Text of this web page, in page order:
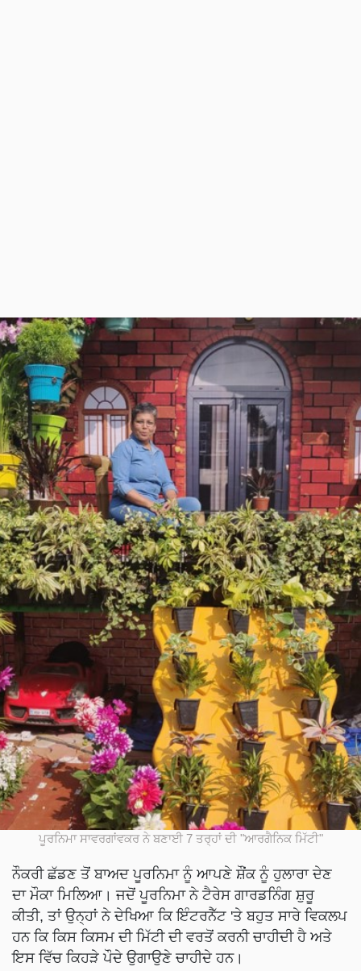
ਪੂਰਨਿਮਾ ਸਾਵਰਗਾਂਵਕਰ ਨੇ ਬਣਾਈ 7 ਤਰ੍ਹਾਂ ਦੀ "ਆਰਗੈਨਿਕ ਮਿੱਟੀ"
ਨੌਕਰੀ ਛੱਡਣ ਤੋਂ ਬਾਅਦ ਪੂਰਨਿਮਾ ਨੂੰ ਆਪਣੇ ਸ਼ੌਂਕ ਨੂੰ ਹੁਲਾਰਾ ਦੇਣ
ਦਾ ਮੌਕਾ ਮਿਲਿਆ। ਜਦੋਂ ਪੂਰਨਿਮਾ ਨੇ ਟੈਰੇਸ ਗਾਰਡਨਿੰਗ ਸ਼ੁਰੂ
ਕੀਤੀ, ਤਾਂ ਉਨ੍ਹਾਂ ਨੇ ਦੇਖਿਆ ਕਿ ਇੰਟਰਨੈੱਟ 'ਤੇ ਬਹੁਤ ਸਾਰੇ ਵਿਕਲਪ
ਹਨ ਕਿ ਕਿਸ ਕਿਸਮ ਦੀ ਮਿੱਟੀ ਦੀ ਵਰਤੋਂ ਕਰਨੀ ਚਾਹੀਦੀ ਹੈ ਅਤੇ
ਇਸ ਵਿੱਚ ਕਿਹੜੇ ਪੌਦੇ ਉਗਾਉਣੇ ਚਾਹੀਦੇ ਹਨ।